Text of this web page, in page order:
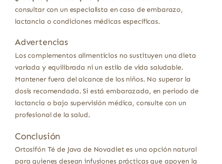
consultar con un especialista en caso de embarazo,
lactancia o condiciones médicas específicas.
Advertencias
Los complementos alimenticios no sustituyen una dieta
variada y equilibrada ni un estilo de vida saludable.
Mantener fuera del alcance de los niños. No superar la
dosis recomendada. Si está embarazada, en periodo de
lactancia o bajo supervisión médica, consulte con un
profesional de la salud.
Conclusión
Ortosifón Té de Java de Novadiet es una opción natural
para quienes desean infusiones prácticas que apoyen la